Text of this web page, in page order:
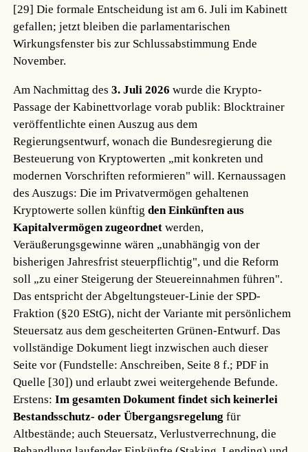
[29] Die formale Entscheidung ist am 6. Juli im Kabinett
gefallen; jetzt bleiben die parlamentarischen
Wirkungsfenster bis zur Schlussabstimmung Ende
November.
Am Nachmittag des3. Juli 2026 wurde die Krypto-
Passage der Kabinettvorlage vorab publik: Blocktrainer
veröffentlichte einen Auszug aus dem
Regierungsentwurf, wonach die Bundesregierung die
Besteuerung von Kryptowerten „mit konkreten und
modernen Vorschriften reformieren" will. Kernaussagen
des Auszugs: Die im Privatvermögen gehaltenen
Kryptowerte sollen künftigden Einkünften aus
Kapitalvermögen zugeordnet werden,
Veräußerungsgewinne wären „unabhängig von der
bisherigen Jahresfrist steuerpflichtig", und die Reform
soll „zu einer Steigerung der Steuereinnahmen führen".
Das entspricht der Abgeltungsteuer-Linie der SPD-
Fraktion (§20 EStG), nicht der Variante mit persönlichem
Steuersatz aus dem gescheiterten Grünen-Entwurf. Das
vollständige Dokument liegt inzwischen auch dieser
Seite vor (Fundstelle: Anschreiben, Seite 8 f.; PDF in
Quelle [30]) und erlaubt zwei weitergehende Befunde.
Erstens:Im gesamten Dokument findet sich keinerlei
Bestandsschutz- oder Übergangsregelung für
Altbestände; auch Steuersatz, Verlustverrechnung, die